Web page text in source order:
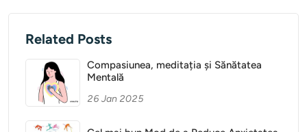
Related Posts
Compasiunea, meditația și Sănătatea
Mentală
26 Jan 2025